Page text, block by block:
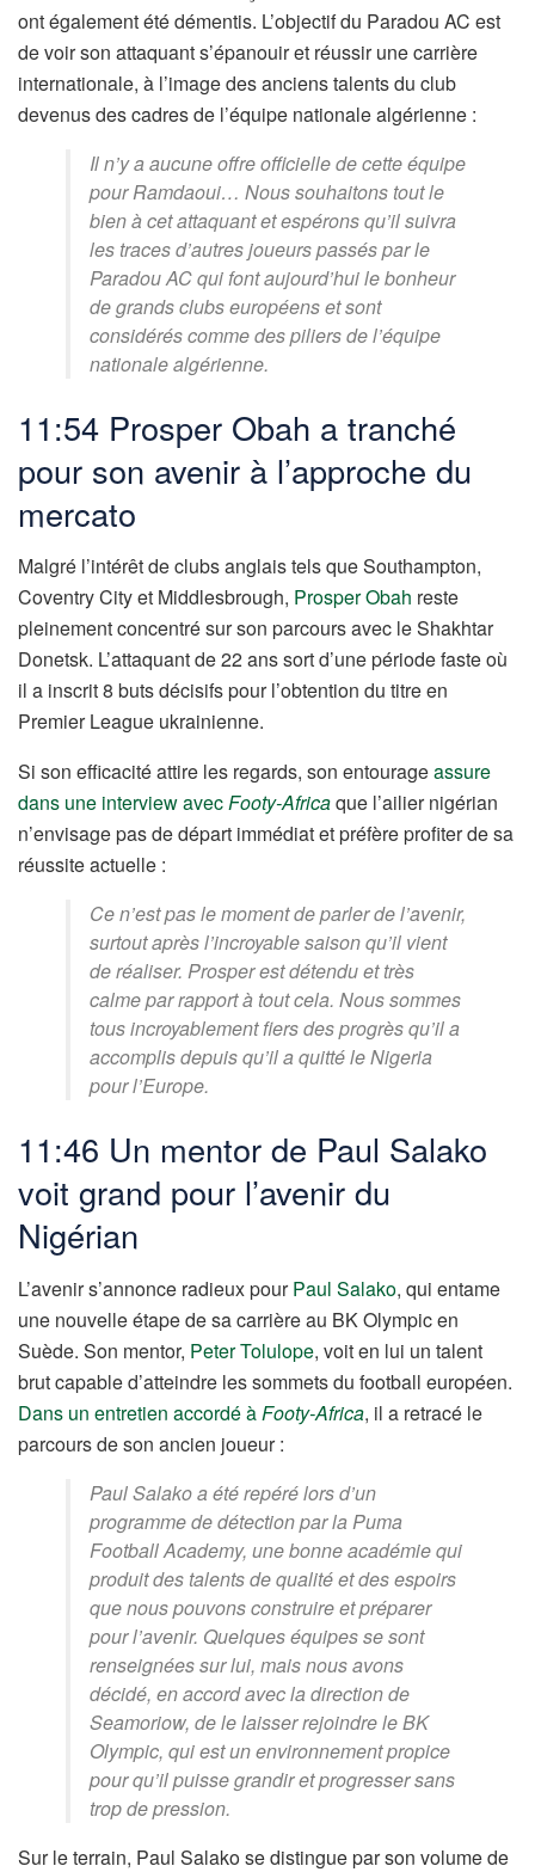
ont également été démentis. L’objectif du Paradou AC est
de voir son attaquant s’épanouir et réussir une carrière
internationale, à l’image des anciens talents du club
devenus des cadres de l’équipe nationale algérienne :
Il n’y a aucune offre officielle de cette équipe
pour Ramdaoui… Nous souhaitons tout le
bien à cet attaquant et espérons qu’il suivra
les traces d’autres joueurs passés par le
Paradou AC qui font aujourd’hui le bonheur
de grands clubs européens et sont
considérés comme des piliers de l’équipe
nationale algérienne.
11:54 Prosper Obah a tranché
pour son avenir à l’approche du
mercato
Malgré l’intérêt de clubs anglais tels que Southampton,
Coventry City et Middlesbrough, Prosper Obah reste
pleinement concentré sur son parcours avec le Shakhtar
Donetsk. L’attaquant de 22 ans sort d’une période faste où
il a inscrit 8 buts décisifs pour l’obtention du titre en
Premier League ukrainienne.
Si son efficacité attire les regards, son entourageassure
dans une interview avecFooty-Africaque l’ailier nigérian
n’envisage pas de départ immédiat et préfère profiter de sa
réussite actuelle :
Ce n’est pas le moment de parler de l’avenir,
surtout après l’incroyable saison qu’il vient
de réaliser. Prosper est détendu et très
calme par rapport à tout cela. Nous sommes
tous incroyablement fiers des progrès qu’il a
accomplis depuis qu’il a quitté le Nigeria
pour l’Europe.
11:46 Un mentor de Paul Salako
voit grand pour l’avenir du
Nigérian
L’avenir s’annonce radieux pourPaul Salako, qui entame
une nouvelle étape de sa carrière au BK Olympic en
Suède. Son mentor, Peter Tolulope, voit en lui un talent
brut capable d’atteindre les sommets du football européen.
Dans un entretien accordé à Footy-Africa, il a retracé le
parcours de son ancien joueur :
Paul Salako a été repéré lors d’un
programme de détection par la Puma
Football Academy, une bonne académie qui
produit des talents de qualité et des espoirs
que nous pouvons construire et préparer
pour l’avenir. Quelques équipes se sont
renseignées sur lui, mais nous avons
décidé, en accord avec la direction de
Seamoriow, de le laisser rejoindre le BK
Olympic, qui est un environnement propice
pour qu’il puisse grandir et progresser sans
trop de pression.
Sur le terrain, Paul Salako se distingue par son volume de